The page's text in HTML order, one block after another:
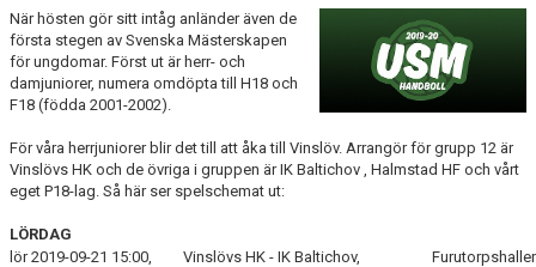
ÖVRIGT
YIF:S NOSTALGOTEK
MEDLEMSKAP
När hösten gör sitt intåg anländer även de
första stegen av Svenska Mästerskapen
för ungdomar. Först ut är herr- och
damjuniorer, numera omdöpta till H18 och
F18 (födda 2001-2002).
För våra herrjuniorer blir det till att åka till Vinslöv. Arrangör för grupp 12 är
Vinslövs HK och de övriga i gruppen är IK Baltichov , Halmstad HF och vårt
eget P18-lag. Så här ser spelschemat ut:
LÖRDAG
lör 2019-09-21 15:00,
Vinslövs HK - IK Baltichov,